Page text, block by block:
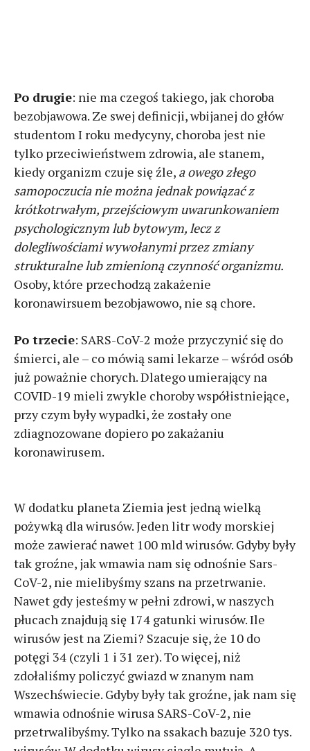
Po drugie: nie ma czegoś takiego, jak choroba
bezobjawowa. Ze swej definicji, wbijanej do głów
studentom I roku medycyny, choroba jest nie
tylko przeciwieństwem zdrowia, ale stanem,
kiedy organizm czuje się źle, a owego złego
samopoczucia nie można jednak powiązać z
krótkotrwałym, przejściowym uwarunkowaniem
psychologicznym lub bytowym, lecz z
dolegliwościami wywołanymi przez zmiany
strukturalne lub zmienioną czynność organizmu.
Osoby, które przechodzą zakażenie
koronawirsuem bezobjawowo, nie są chore.
Po trzecie: SARS-CoV-2 może przyczynić się do
śmierci, ale – co mówią sami lekarze – wśród osób
już poważnie chorych. Dlatego umierający na
COVID-19 mieli zwykle choroby współistniejące,
przy czym były wypadki, że zostały one
zdiagnozowane dopiero po zakażaniu
koronawirusem.
W dodatku planeta Ziemia jest jedną wielką
pożywką dla wirusów. Jeden litr wody morskiej
może zawierać nawet 100 mld wirusów. Gdyby były
tak groźne, jak wmawia nam się odnośnie Sars-
CoV-2, nie mielibyśmy szans na przetrwanie.
Nawet gdy jesteśmy w pełni zdrowi, w naszych
płucach znajdują się 174 gatunki wirusów. Ile
wirusów jest na Ziemi? Szacuje się, że 10 do
potęgi 34 (czyli 1 i 31 zer). To więcej, niż
zdołaliśmy policzyć gwiazd w znanym nam
Wszechświecie. Gdyby były tak groźne, jak nam się
wmawia odnośnie wirusa SARS-CoV-2, nie
przetrwalibyśmy. Tylko na ssakach bazuje 320 tys.